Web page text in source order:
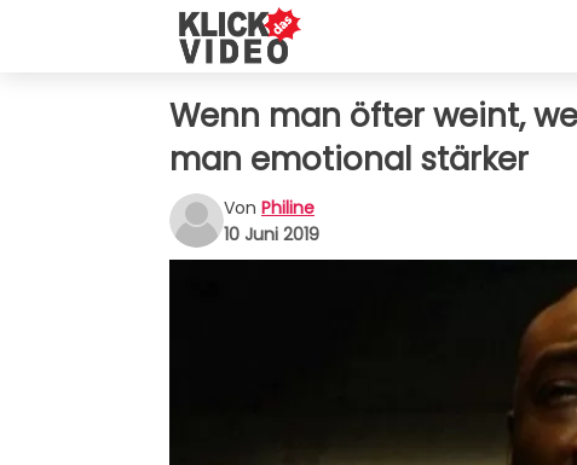
Wenn man öfter weint,
man emotional stärker
Von Philine
10 Juni 2019